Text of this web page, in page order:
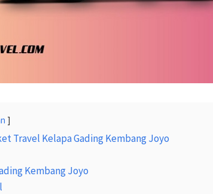
Travel Kelapa Gading Kembang Joyo
Kembang Joyo